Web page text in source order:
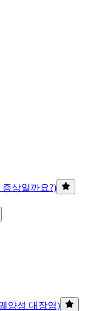
상일까요?)
양성 대장염)